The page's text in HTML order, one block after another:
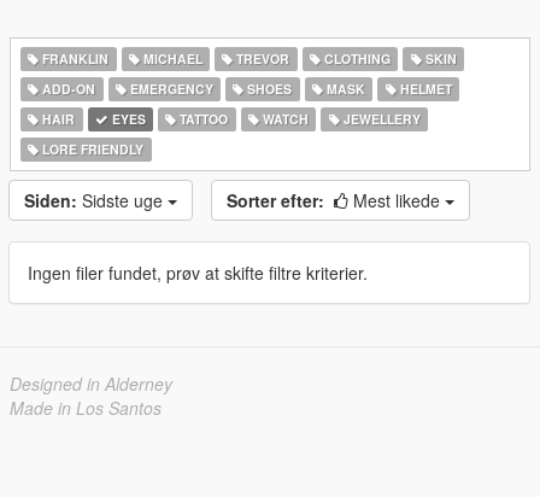
FRANKLIN MICHAEL TREVOR CLOTHING
SKIN
ADD-ON
EMERGENCY SHOES MASK
HELMET
HAIR
EYES TATTOO WATCH
JEWELLERY
LORE FRIENDLY
Siden: Sidste uge Sorter efter: Mest likede
Ingen filer fundet, prøv at skifte filtre kriterier.
Designed in Alderney
Made in Los Santos